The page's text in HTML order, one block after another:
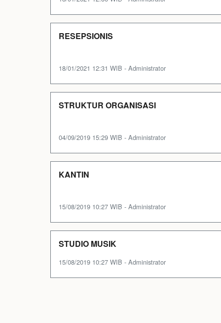
RESEPSIONIS
18/01/2021 12:31 WIB - Administrator
STRUKTUR ORGANISASI
04/09/2019 15:29 WIB - Administrator
KANTIN
15/08/2019 10:27 WIB - Administrator
STUDIO MUSIK
15/08/2019 10:27 WIB - Administrator